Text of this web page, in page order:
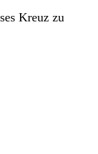
Kreuz zu